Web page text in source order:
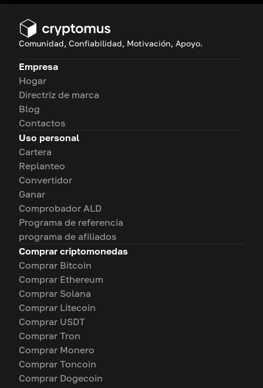
Comunidad, Confiabilidad, Motivación, Apoyo.
Empresa
Hogar
Directriz de marca
Blog
Contactos
Uso personal
Cartera
Replanteo
Convertidor
Ganar
Comprobador ALD
Programa de referencia
programa de afiliados
Comprar criptomonedas
Comprar Bitcoin
Comprar Ethereum
Comprar Solana
Comprar Litecoin
Comprar USDT
Comprar Tron
Comprar Monero
Comprar Toncoin
Comprar Dogecoin